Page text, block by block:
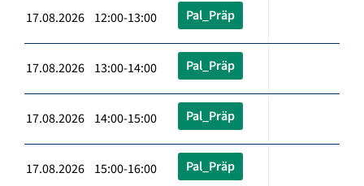
17.08.2026 12:00-13:00 Pal_Präp
17.08.2026 13:00-14:00 Pal_Präp
17.08.2026 14:00-15:00 Pal_Präp
17.08.2026 15:00-16:00 Pal_Präp